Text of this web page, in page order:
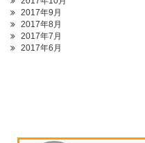
2017年9月
2017年8月
2017年7月
2017年6月